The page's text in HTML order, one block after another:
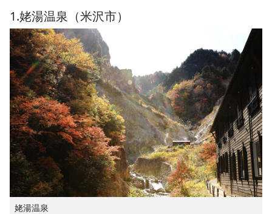
1.姥湯温泉（米沢市）
姥湯温泉